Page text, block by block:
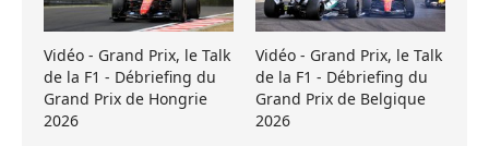
Vidéo - Grand Prix, le Talk
de la F1 - Débriefing du
Grand Prix de Hongrie
2026
Vidéo - Grand Prix, le Talk
de la F1 - Débriefing du
Grand Prix de Belgique
2026